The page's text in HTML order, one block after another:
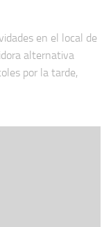
en el local de
alternativa
por la tarde,